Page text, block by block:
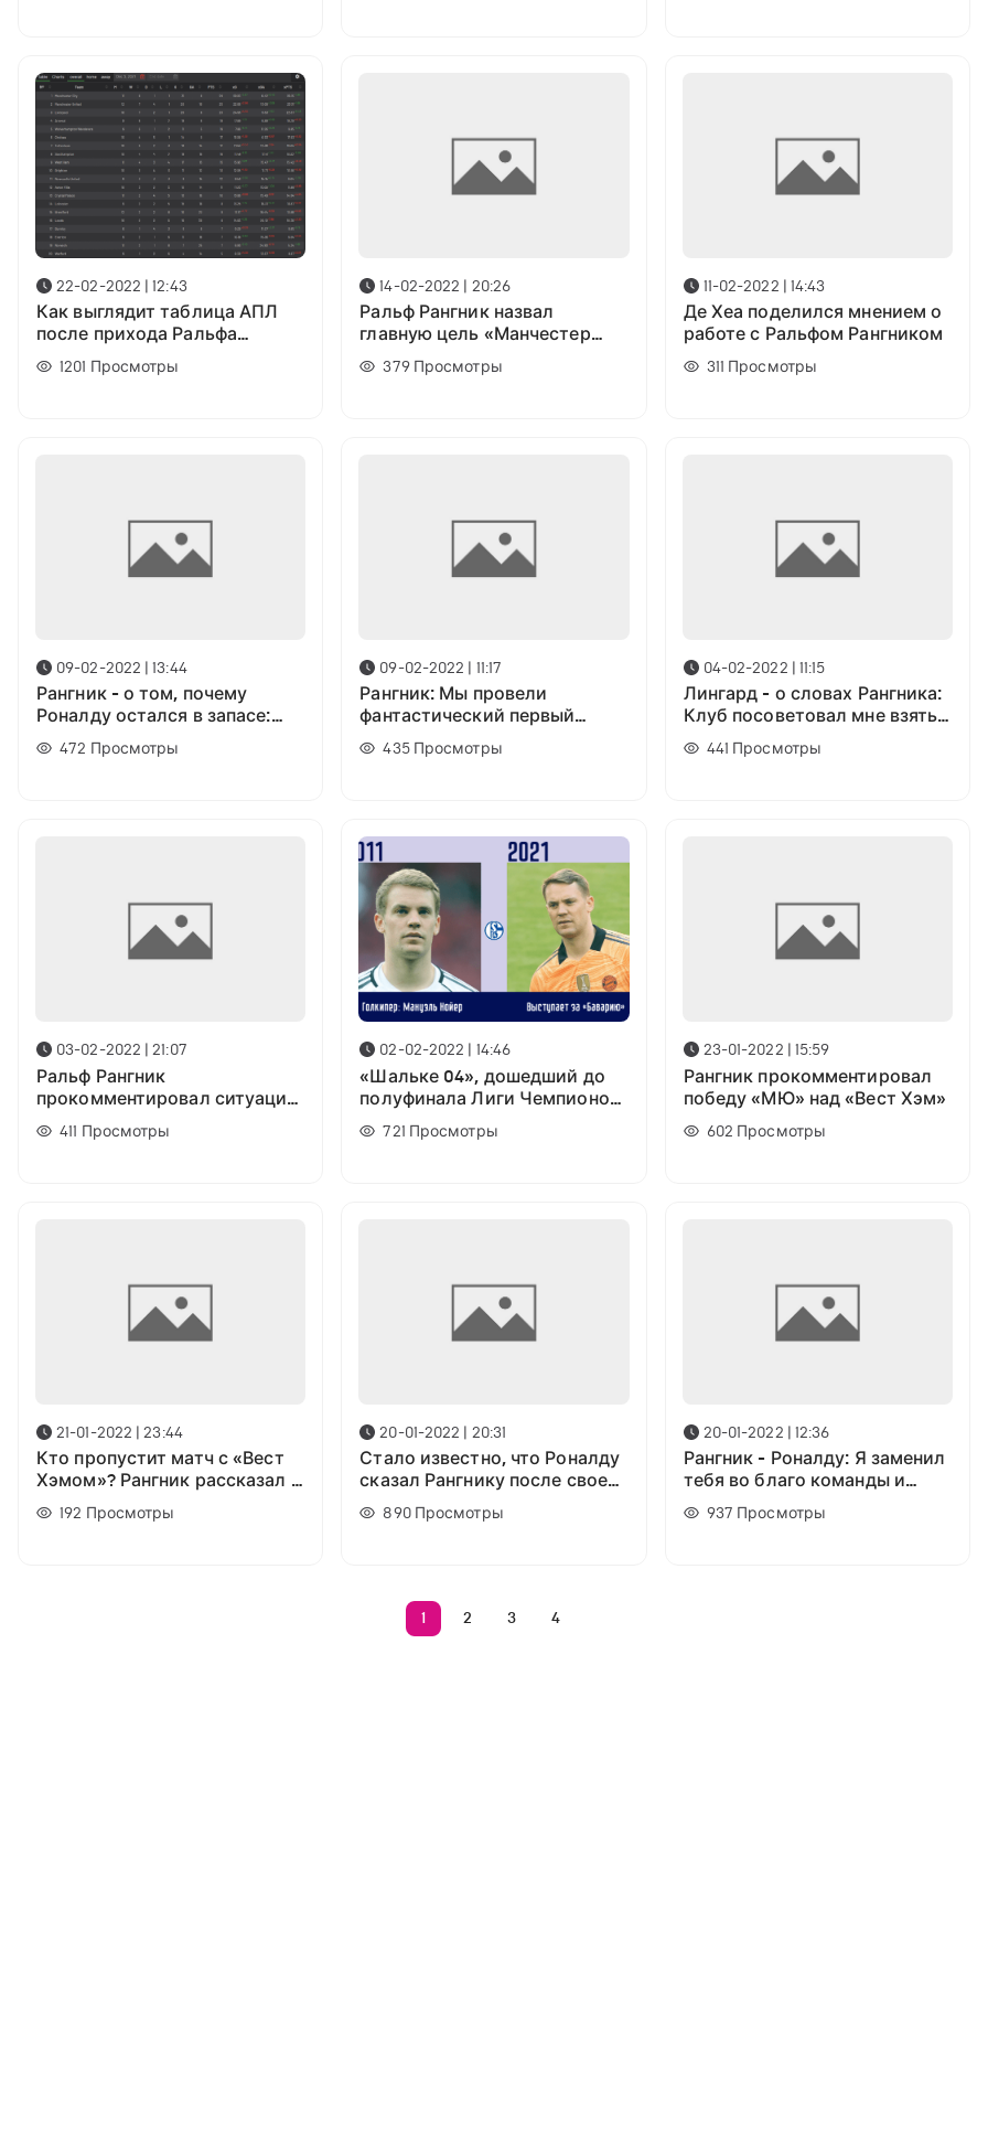
22-02-2022 | 12:43
Как выглядит таблица АПЛ
после прихода Ральфа
Рангника в «Манчестер
Юнайтед»?
1201 Просмотры
14-02-2022 | 20:26
Ральф Рангник назвал
главную цель «Манчестер
Юнайтед» на сезон
379 Просмотры
11-02-2022 | 14:43
Де Хеа поделился мнением о
работе с Ральфом Рангником
311 Просмотры
09-02-2022 | 13:44
Рангник - о том, почему
Роналду остался в запасе:
Знали, что нам придется
много бегать
472 Просмотры
09-02-2022 | 11:17
Рангник: Мы провели
фантастический первый
тайм, показали максимум
435 Просмотры
04-02-2022 | 11:15
Лингард - о словах Рангника:
Клуб посоветовал мне взять
отпуск. Мне не нужно
собраться с мыслями
441 Просмотры
03-02-2022 | 21:07
Ральф Рангник
прокомментировал ситуацию
с Гринвудом
411 Просмотры
02-02-2022 | 14:46
«Шальке 04», дошедший до
полуфинала Лиги Чемпионов
с Рангником: Где они сейчас?
721 Просмотры
23-01-2022 | 15:59
Рангник прокомментировал
победу «МЮ» над «Вест Хэм»
602 Просмотры
21-01-2022 | 23:44
Кто пропустит матч с «Вест
Хэмом»? Рангник рассказал о
состоянии своих игроков
192 Просмотры
20-01-2022 | 20:31
Стало известно, что Роналду
сказал Рангнику после своей
замены
890 Просмотры
20-01-2022 | 12:36
Рангник - Роналду: Я заменил
тебя во благо команды и
клуба
937 Просмотры
1 2 3 4